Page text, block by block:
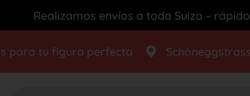
Realizamos envíos a toda Suiza –
para tu figura perfecta